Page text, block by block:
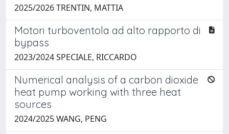
2025/2026 TRENTIN, MATTIA
Motori turboventola ad alto rapporto di
bypass
2023/2024 SPECIALE, RICCARDO
Numerical analysis of a carbon dioxide
heat pump working with three heat
sources
2024/2025 WANG, PENG